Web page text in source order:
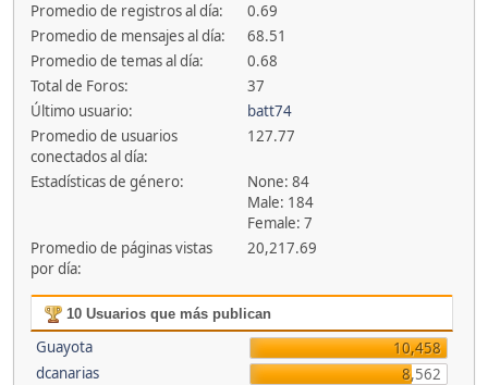
Promedio de registros al día:
0.69
Promedio de mensajes al día:
68.51
Promedio de temas al día:
0.68
Total de Foros:
37
Último usuario:
batt74
Promedio de usuarios
conectados al día:
127.77
Estadísticas de género:
None: 84
Male: 184
Female: 7
Promedio de páginas vistas
por día:
20,217.69
10 Usuarios que más publican
Guayota
10,458
dcanarias
8,562